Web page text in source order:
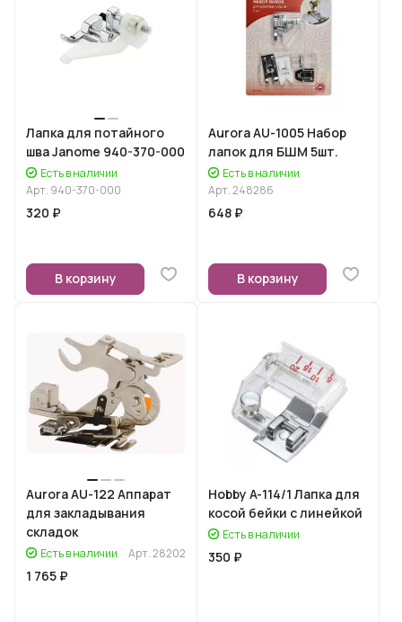
Лапка для потайного
шва Janome 940-370-000
Есть в наличии
Арт. 940-370-000
320 ₽
В корзину
Aurora AU-1005 Набор
лапок для БШМ 5шт.
Есть в наличии
Арт.248286
648 ₽
В корзину
Aurora AU-122 Аппарат
для закладывания
складок
Есть в наличии Арт.28202
1 765 ₽
Hobby A-114/1 Лапка для
косой бейки с линейкой
Есть в наличии
350 ₽